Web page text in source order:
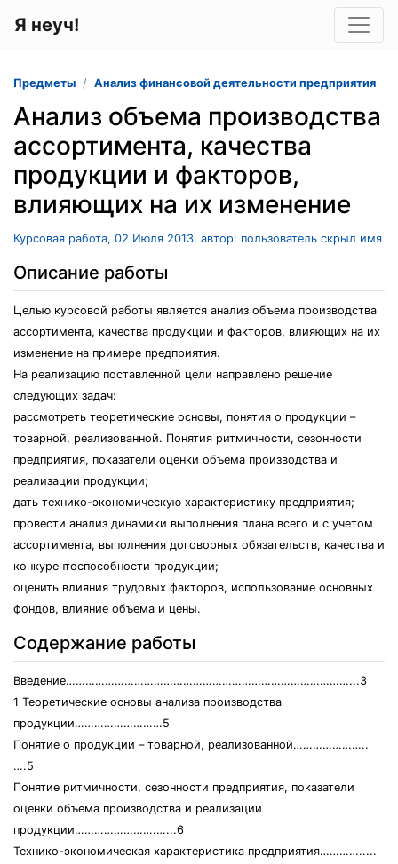
Я неуч!
Предметы Анализ финансовой деятельности предприятия
Анализ объема производства
ассортимента, качества
продукции и факторов,
влияющих на их изменение
Курсовая работа, 02 Июля 2013, автор: пользователь скрыл имя
Описание работы
Целью курсовой работы является анализ объема производства
ассортимента, качества продукции и факторов, влияющих на их
изменение на примере предприятия.
На реализацию поставленной цели направлено решение
следующих задач:
рассмотреть теоретические основы, понятия о продукции –
товарной, реализованной. Понятия ритмичности, сезонности
предприятия, показатели оценки объема производства и
реализации продукции;
дать технико-экономическую характеристику предприятия;
провести анализ динамики выполнения плана всего и с учетом
ассортимента, выполнения договорных обязательств, качества и
конкурентоспособности продукции;
оценить влияния трудовых факторов, использование основных
фондов, влияние объема и цены.
Содержание работы
Введение……………………………………………………………………………...3
1 Теоретические основы анализа производства
продукции………………………5
Понятие о продукции – товарной, реализованной…………………..
….5
Понятие ритмичности, сезонности предприятия, показатели
оценки объема производства и реализации
продукции…………………….…...6
Технико-экономическая характеристика предприятия………….....